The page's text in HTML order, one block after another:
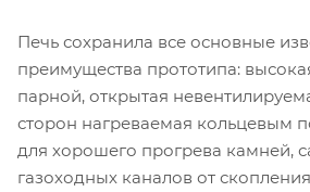
Печь сохранила все основные
преимущества прототипа:
парной, открытая
сторон нагреваемая кольцевым
для хорошего прогрева камней,
газоходных каналов от